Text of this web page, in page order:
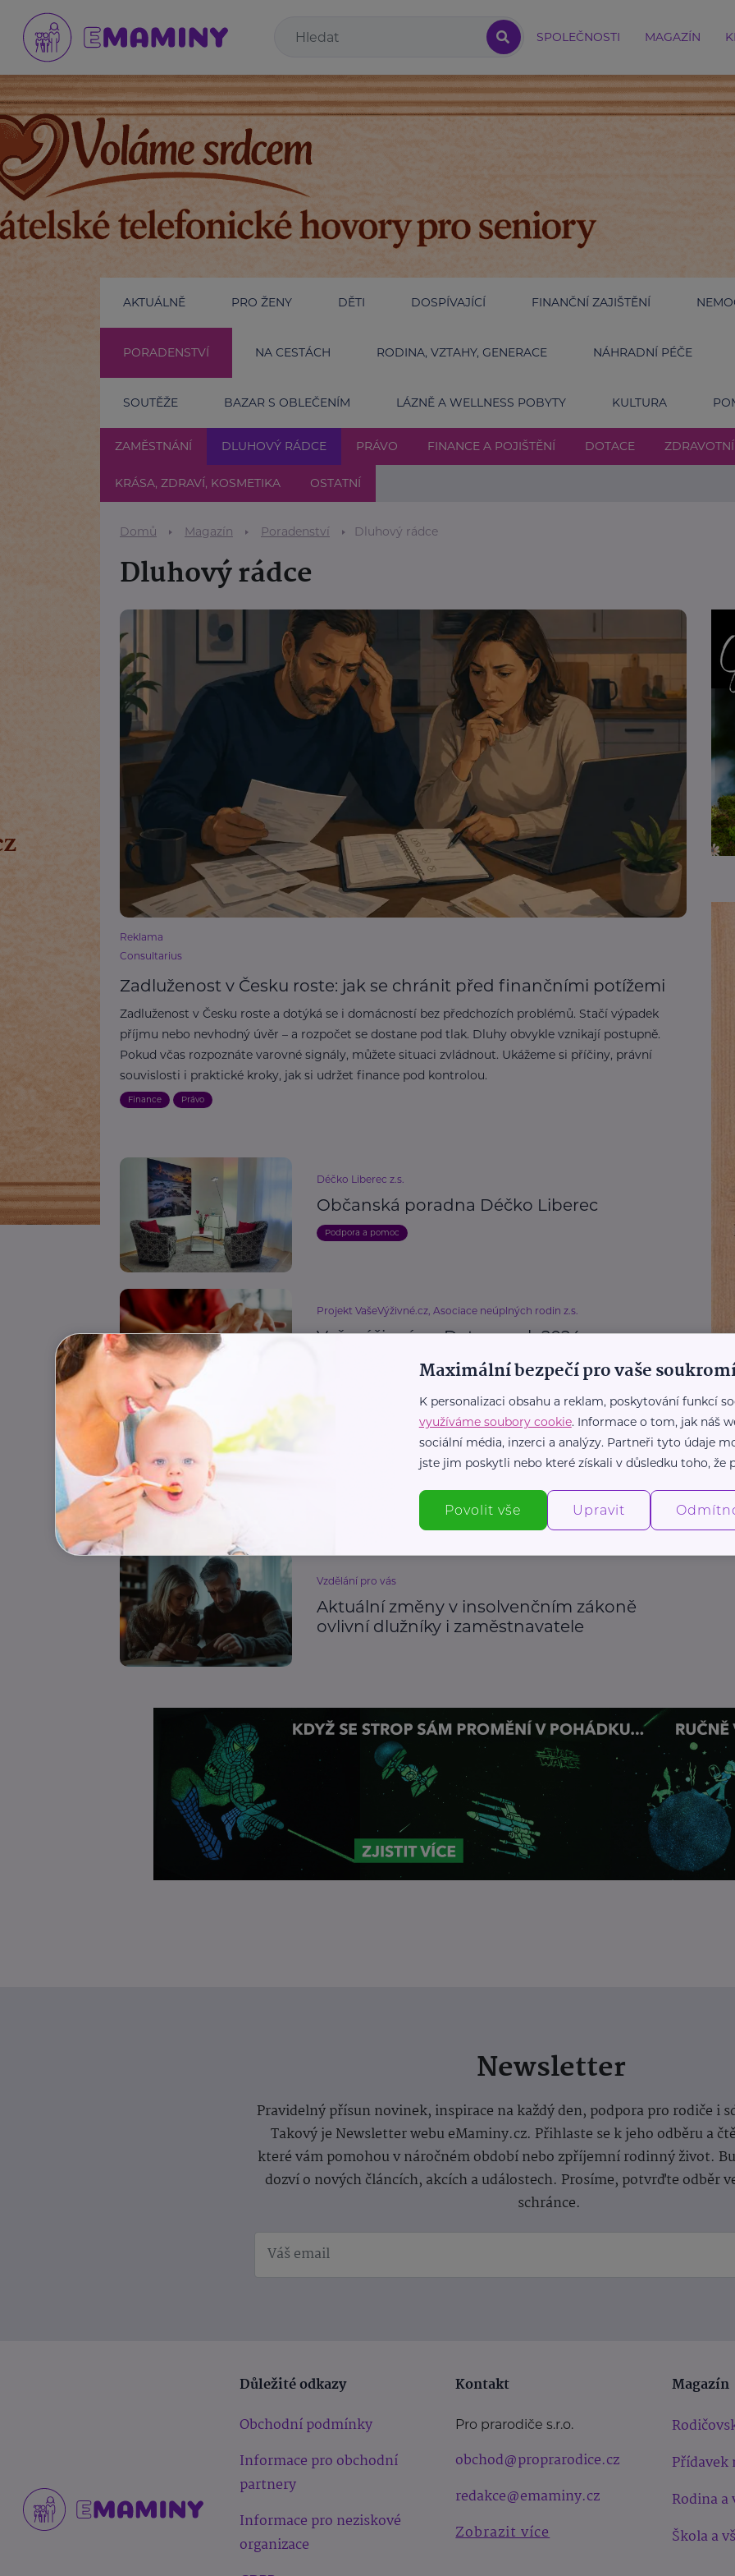
SPOLEČNOSTI MAGAZÍN
AKTUÁLNĚ PRO ŽENY DĚTI DOSPÍVAJÍCÍ FINANČNÍ ZAJIŠTĚNÍ
PORADENSTVÍ NA CESTÁCH RODINA, VZTAHY, GENERACE NÁHRADNÍ PÉČE
SOUTĚŽE BAZAR S OBLEČENÍM LÁZNĚ A WELLNESS POBYTY KULTURA
ZAMĚSTNÁNÍ DLUHOVÝ RÁDCE PRÁVO FINANCE A POJIŠTĚNÍ DOTACE
KRÁSA, ZDRAVÍ, KOSMETIKA OSTATNÍ
Domů Magazín Poradenství Dluhový rádce
Dluhový rádce
Reklama
Consultarius
Zadluženost v Česku roste: jak se chránit před finančními potížemi
Zadluženost v Česku roste a dotýká se i domácností bez předchozích problémů. Stačí výpadek
příjmu nebo nevhodný úvěr – a rozpočet se dostane pod tlak. Dluhy obvykle vznikají postupně.
Pokud včas rozpoznáte varovné signály, můžete situaci zvládnout. Ukážeme si příčiny, právní
souvislosti i praktické kroky, jak si udržet finance pod kontrolou.
Finance Právo
Déčko Liberec z.s.
Občanská poradna Déčko Liberec
Podpora a pomoc
Projekt VašeVýživné.cz, Asociace neúplných rodin z.s.
Vaševýživné.cz: Data za rok 2024
Podpora a pomoc Finance Samoživitel/ka Rodič
Významné změny v oddlužení od října 2024
Vzdělání
Vzdělání pro vás
Aktuální změny v insolvenčním zákoně
ovlivní dlužníky i zaměstnavatele
Newsletter
Pravidelný přísun novinek, inspirace na každý den, podpora pro rodiče i
Takový je Newsletter webu eMaminy.cz. Přihlaste se k jeho odběru a
které vám pomohou v náročném období nebo zpříjemní rodinný život.
dozví o nových článcích, akcích a událostech. Prosíme, potvrďte odběr
schránce.
Důležité odkazy
Obchodní podmínky
Informace pro obchodní
partnery
Informace pro neziskové
organizace
Kontakt
Pro prarodiče s.r.o.
obchod@proprarodice.cz
redakce@emaminy.cz
Zobrazit více
Magazín
Přídavek
Rodina a
Škola a
Maximální bezpečí pro vaše
K personalizaci obsahu a reklam, poskytování funkcí
využíváme soubory cookie. Informace o tom, jak náš
sociální média, inzerci a analýzy. Partneři tyto údaje
jste jim poskytli nebo které získali v důsledku toho, že
Povolit vše Upravit